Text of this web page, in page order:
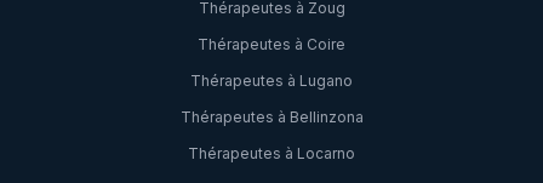
Thérapeutes à Zoug
Thérapeutes à Coire
Thérapeutes à Lugano
Thérapeutes à Bellinzona
Thérapeutes à Locarno